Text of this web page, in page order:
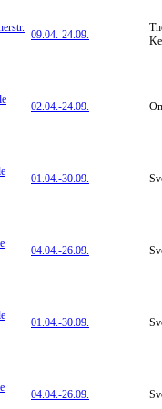
09.04.-24.09.
02.04.-24.09.
01.04.-30.09.
04.04.-26.09.
01.04.-30.09.
04.04.-26.09.